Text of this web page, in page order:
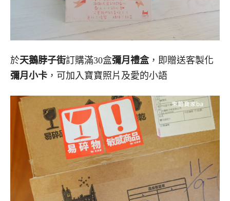
於天鵝脖子街訂購滿30盒彌月禮盒，即贈送客製化
彌月小卡 ，可加入寶寶照片及愛的小語